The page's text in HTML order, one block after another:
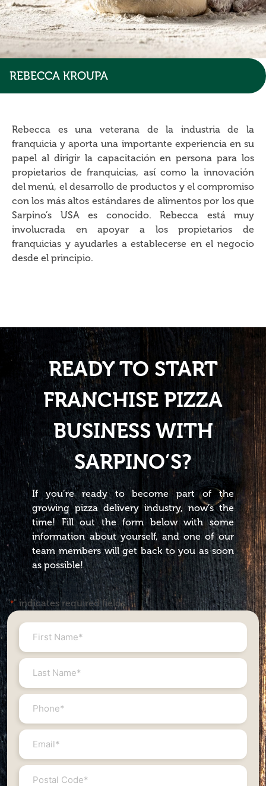
REBECCA KROUPA
Rebecca es una veterana de la industria de la
franquicia y aporta una importante experiencia en su
papel al dirigir la capacitación en persona para los
propietarios de franquicias, así como la innovación
del menú, el desarrollo de productos y el compromiso
con los más altos estándares de alimentos por los que
Sarpino’s USA es conocido. Rebecca está muy
involucrada en apoyar a los propietarios de
franquicias y ayudarles a establecerse en el negocio
desde el principio.
READY TO START
FRANCHISE PIZZA
BUSINESS WITH
SARPINO’S?
If you’re ready to become part of the
growing pizza delivery industry, now’s the
time! Fill out the form below with some
information about yourself, and one of our
team members will get back to you as soon
as possible!
"*" indicates required fields
First
Name
*
Last
Name
*
Phone
*
Email
Postal